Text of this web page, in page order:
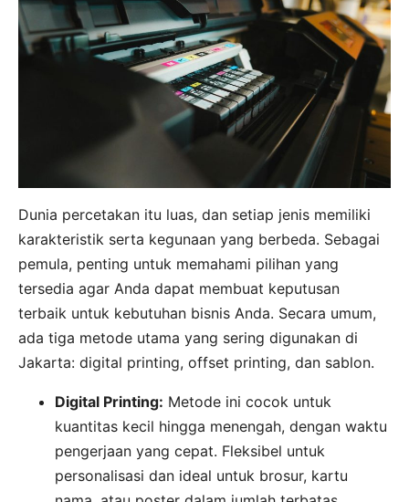
Dunia percetakan itu luas, dan setiap jenis memiliki
karakteristik serta kegunaan yang berbeda. Sebagai
pemula, penting untuk memahami pilihan yang
tersedia agar Anda dapat membuat keputusan
terbaik untuk kebutuhan bisnis Anda. Secara umum,
ada tiga metode utama yang sering digunakan di
Jakarta: digital printing, offset printing, dan sablon.
Digital Printing: Metode ini cocok untuk
kuantitas kecil hingga menengah, dengan waktu
pengerjaan yang cepat. Fleksibel untuk
personalisasi dan ideal untuk brosur, kartu